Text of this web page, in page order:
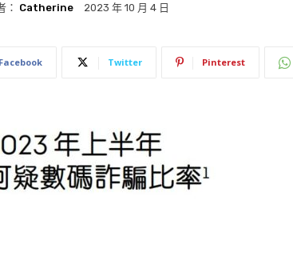
： Catherine 2023 年 10 月 4 日
Facebook Twitter Pinterest